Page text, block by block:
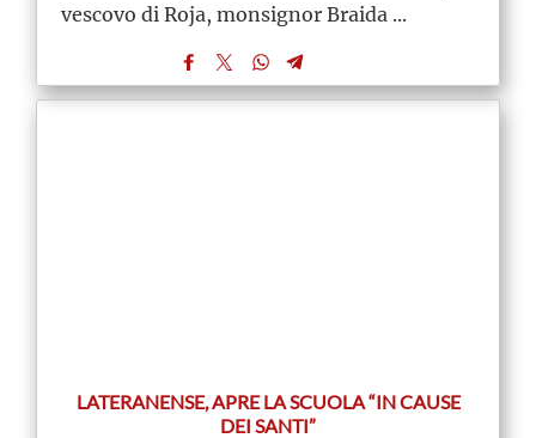
vescovo di Roja, monsignor Braida ...
LATERANENSE, APRE LA SCUOLA “IN CAUSE
DEI SANTI”